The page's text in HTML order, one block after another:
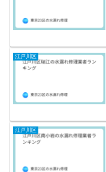
江戸川区
江戸川区